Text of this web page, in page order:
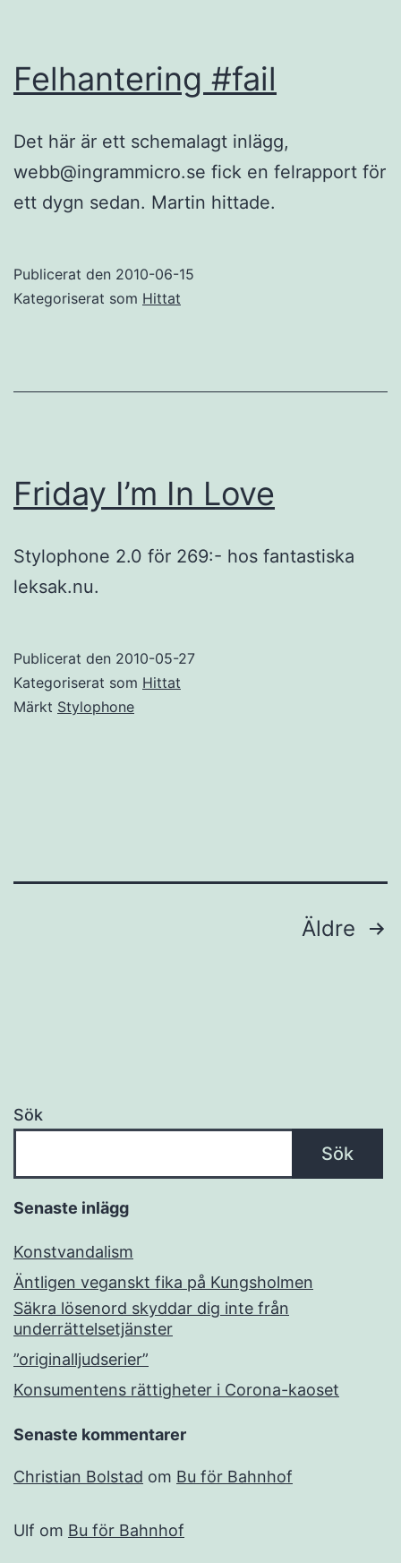
Felhantering #fail
Det här är ett schemalagt inlägg,
webb@ingrammicro.se fick en felrapport för
ett dygn sedan. Martin hittade.
Publicerat den 2010-06-15
Kategoriserat som Hittat
Friday I’m In Love
Stylophone 2.0 för 269:- hos fantastiska
leksak.nu.
Publicerat den 2010-05-27
Kategoriserat som Hittat
Märkt Stylophone
Äldre
Sök
Sök
Senaste inlägg
Konstvandalism
Äntligen veganskt fika på Kungsholmen
Säkra lösenord skyddar dig inte från
underrättelsetjänster
”originalljudserier”
Konsumentens rättigheter i Corona-kaoset
Senaste kommentarer
Christian Bolstad om Bu för Bahnhof
Ulf om Bu för Bahnhof